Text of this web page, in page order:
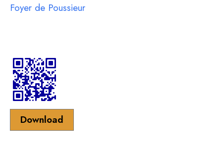
Foyer de Poussieur
Download